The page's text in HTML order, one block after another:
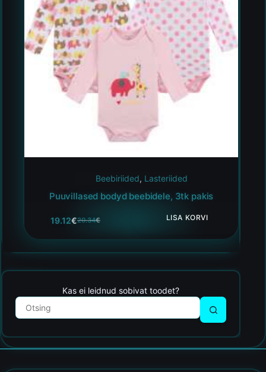
Beebiriided, Lasteriided
Puuvillased bodyd beebidele, 3tk pakis
20.34€
19.12€ LISA KORVI
Kas ei leidnud sobivat toodet?